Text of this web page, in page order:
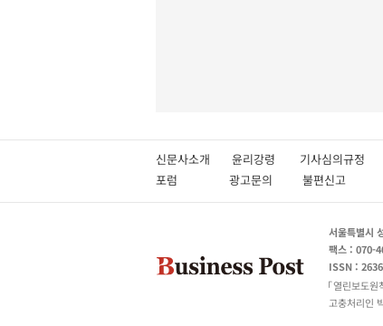
신문사소개 윤리강령 기사심의규정
포럼
광고문의 불편신고
서울특별시
팩스 : 070-
ISSN :
열린보도원
고충처리인